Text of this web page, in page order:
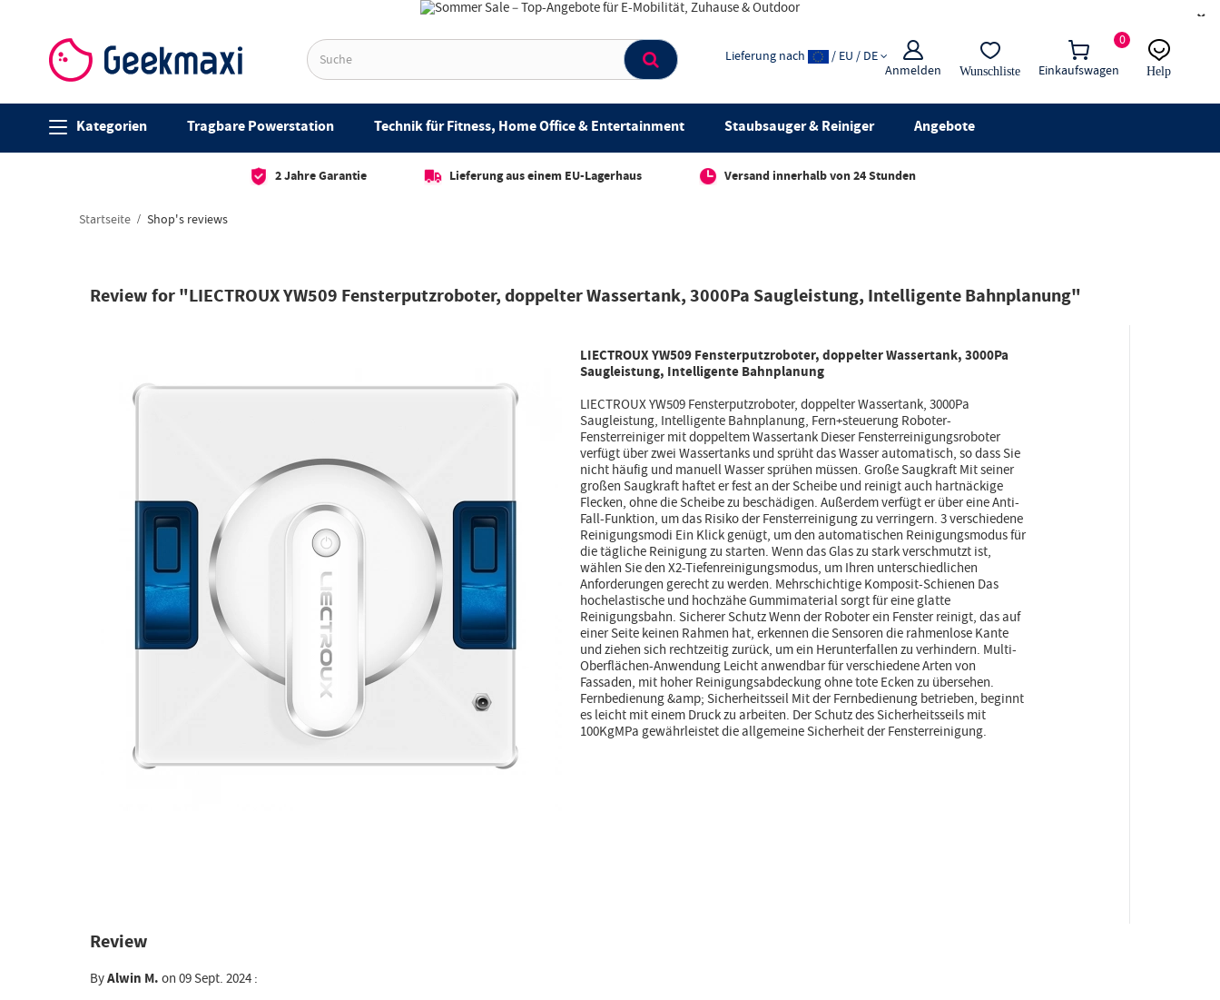
×
0
Einkaufswagen
Anmelden Wunschliste
Lieferung nach / EU / DE
Help
Kategorien Tragbare Powerstation Technik für Fitness, Home Office & Entertainment Staubsauger & Reiniger Angebote
2 Jahre Garantie Lieferung aus einem EU-Lagerhaus Versand innerhalb von 24 Stunden
Startseite Shop's reviews
Review for "LIECTROUX YW509 Fensterputzroboter, doppelter Wassertank, 3000Pa Saugleistung, Intelligente Bahnplanung"
LIECTROUX YW509 Fensterputzroboter, doppelter Wassertank, 3000Pa
Saugleistung, Intelligente Bahnplanung
LIECTROUX YW509 Fensterputzroboter, doppelter Wassertank, 3000Pa
Saugleistung, Intelligente Bahnplanung, Fern+steuerung Roboter-
Fensterreiniger mit doppeltem Wassertank Dieser Fensterreinigungsroboter
verfügt über zwei Wassertanks und sprüht das Wasser automatisch, so dass Sie
nicht häufig und manuell Wasser sprühen müssen. Große Saugkraft Mit seiner
großen Saugkraft haftet er fest an der Scheibe und reinigt auch hartnäckige
Flecken, ohne die Scheibe zu beschädigen. Außerdem verfügt er über eine Anti-
Fall-Funktion, um das Risiko der Fensterreinigung zu verringern. 3 verschiedene
Reinigungsmodi Ein Klick genügt, um den automatischen Reinigungsmodus für
die tägliche Reinigung zu starten. Wenn das Glas zu stark verschmutzt ist,
wählen Sie den X2-Tiefenreinigungsmodus, um Ihren unterschiedlichen
Anforderungen gerecht zu werden. Mehrschichtige Komposit-Schienen Das
hochelastische und hochzähe Gummimaterial sorgt für eine glatte
Reinigungsbahn. Sicherer Schutz Wenn der Roboter ein Fenster reinigt, das auf
einer Seite keinen Rahmen hat, erkennen die Sensoren die rahmenlose Kante
und ziehen sich rechtzeitig zurück, um ein Herunterfallen zu verhindern. Multi-
Oberflächen-Anwendung Leicht anwendbar für verschiedene Arten von
Fassaden, mit hoher Reinigungsabdeckung ohne tote Ecken zu übersehen.
Fernbedienung &amp; Sicherheitsseil Mit der Fernbedienung betrieben, beginnt
es leicht mit einem Druck zu arbeiten. Der Schutz des Sicherheitsseils mit
100KgMPa gewährleistet die allgemeine Sicherheit der Fensterreinigung.
Review
ByAlwin M.on 09 Sept. 2024 :